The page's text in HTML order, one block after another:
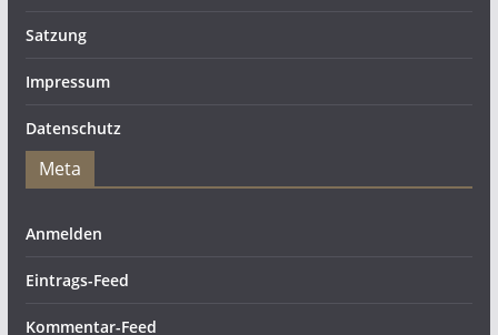
Satzung
Impressum
Datenschutz
Meta
Anmelden
Eintrags-Feed
Kommentar-Feed